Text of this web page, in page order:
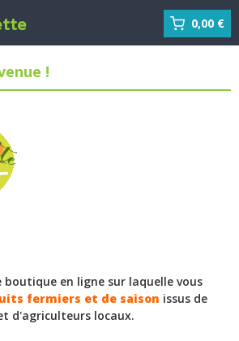
0,00 €
!
boutique en ligne sur laquelle vous
fermiers et de saison issus de
d'agriculteurs locaux.